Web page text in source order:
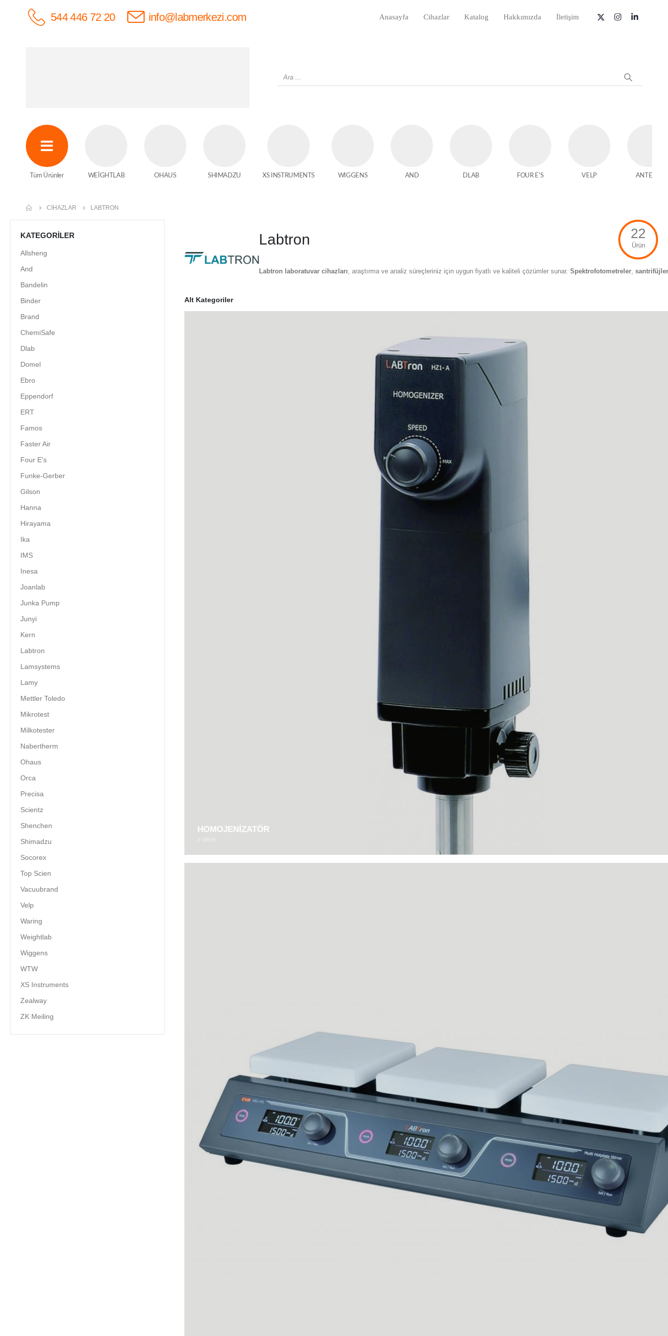
info@labmerkezi.com
544 446 72 20 Anasayfa Cihazlar Katalog Hakkımızda İletişim
Tüm Ürünler WEİGHTLAB OHAUS SHIMADZU XS INSTRUMENTS WIGGENS AND DLAB FOUR E'S VELP ANTECH
CIHAZLAR LABTRON
Labtron
Labtron laboratuvar cihazları , araştırma ve analiz süreçleriniz için uygun fiyatlı ve kaliteli çözümler sunar. Spektrofotometreler santrifüjler
22
Ürün
Alt Kategoriler
HOMOJENIZATÖR
ÜRÜN
KATEGORILER
Allsheng
And
Bandelin
Binder
Brand
ChemiSafe
Dlab
Domel
Ebro
Eppendorf
ERT
Famos
Faster Air
Four E's
Funke-Gerber
Gilson
Hanna
Hirayama
Ika
IMS
Inesa
Joanlab
Junka Pump
Junyi
Kern
Labtron
Lamsystems
Lamy
Mettler Toledo
Mikrotest
Milkotester
Nabertherm
Ohaus
Orca
Precisa
Scientz
Shenchen
Shimadzu
Socorex
Top Scien
Vacuubrand
Velp
Waring
Weightlab
Wiggens
WTW
XS Instruments
Zealway
ZK Meiling